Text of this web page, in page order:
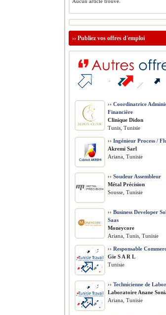
›› Publiez vos offres d'emploi
›› Coordinatrice
Financière
Clinique Didon
Tunis, Tunisie
›› Ingénieur Process /
Akremi Sarl
Ariana, Tunisie
›› Soudeur Assembleur
Métal Précision
Sousse, Tunisie
›› Business Developer
Saas
Moneycore
Ariana, Tunis, Tunisie
›› Responsable
Gie S A R L
Tunisie
›› Technicienne de
Laboratoire Anane
Ariana, Tunisie